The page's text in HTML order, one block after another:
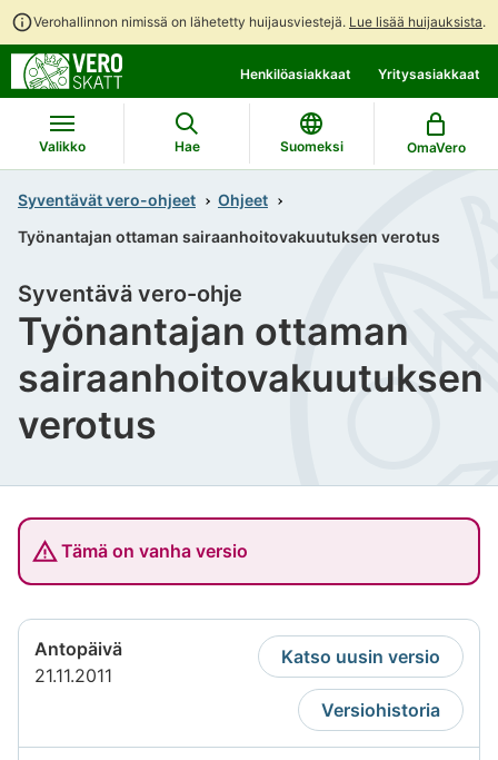
Verohallinnon nimissä on lähetetty huijausviestejä. Lue lisää huijauksista.
suoraan
sisältöön
koko
sivuston
hakuun
Henkilöasiakkaat Yritysasiakkaat
Valikko Hae Suomeksi OmaVero
Syventävät vero-ohjeet
Ohjeet
Työnantajan ottaman sairaanhoitovakuutuksen verotus
Työnantajan ottaman
sairaanhoitovakuutuksen
verotus
Syventävä vero-ohje
Tämä on vanha versio
Antopäivä
21.11.2011
Katso uusin versio
Versiohistoria